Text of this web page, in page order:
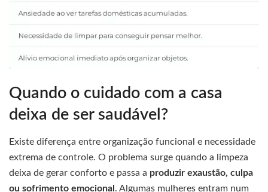
Quando o cuidado com a casa
deixa de ser saudável?
Existe diferença entre organização funcional e necessidade
extrema de controle. O problema surge quando a limpeza
deixa de gerar conforto e passa a produzir exaustão, culpa
ou sofrimento emocional . Algumas mulheres entram num